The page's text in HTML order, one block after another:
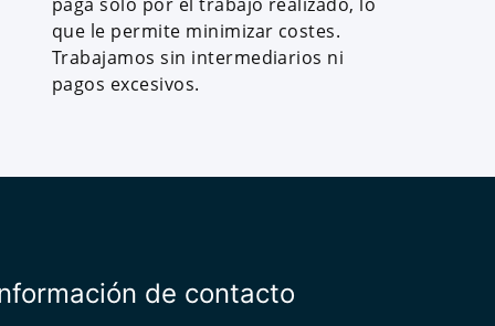
que le permite minimizar costes.
Trabajamos sin intermediarios ni
pagos excesivos.
de contacto